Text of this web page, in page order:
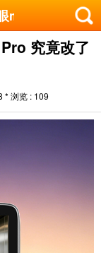
mini2 Pro 究竟
究竟改了
* 浏览 : 109